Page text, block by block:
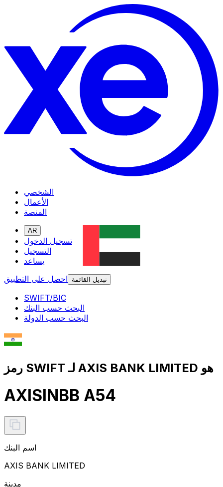
الشخصي
الأعمال
المنصة
AR
تسجيل الدخول
التسجيل
يساعد
احصل على التطبيق
تبديل القائمة
SWIFT/BIC
البحث حسب البنك
البحث حسب الدولة
رمز SWIFT لـ AXIS BANK LIMITED هو
AXISINBB A54
اسم البنك
AXIS BANK LIMITED
مدينة